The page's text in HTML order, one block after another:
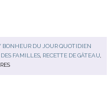
BONHEUR DU JOUR QUOTIDIEN
FAMILLES, RECETTE DE GÂTEAU,